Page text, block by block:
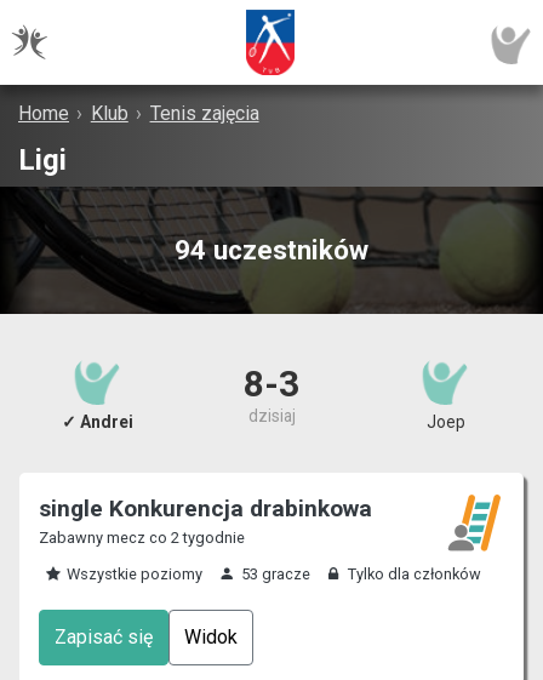
Home › Klub › Tenis zajęcia
Ligi
94 uczestników
✓ Andrei
8-3
dzisiaj Joep
single Konkurencja drabinkowa
Zabawny mecz co 2 tygodnie
Wszystkie poziomy
53 gracze Tylko dla członków
Zapisać się Widok